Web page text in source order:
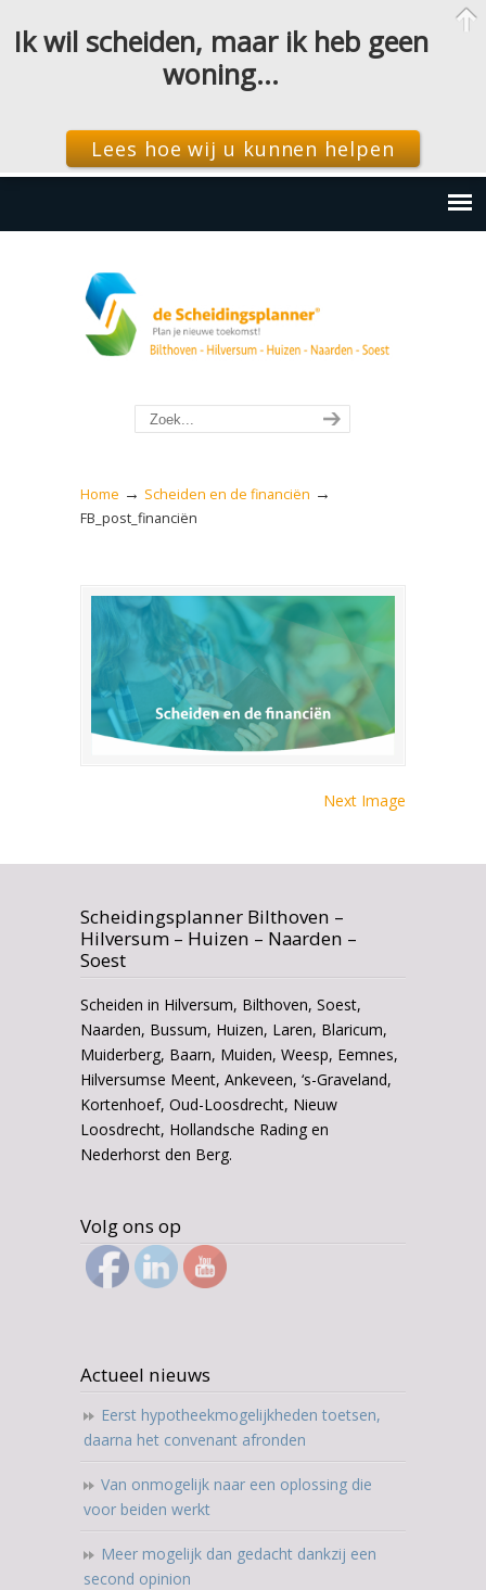
Home → Scheiden en de financiën →
FB_post_financiën
Next Image
Scheidingsplanner Bilthoven –
Hilversum – Huizen – Naarden –
Soest
Scheiden in Hilversum, Bilthoven, Soest,
Naarden, Bussum, Huizen, Laren, Blaricum,
Muiderberg, Baarn, Muiden, Weesp, Eemnes,
Hilversumse Meent, Ankeveen, ‘s-Graveland,
Kortenhoef, Oud-Loosdrecht, Nieuw
Loosdrecht, Hollandsche Rading en
Nederhorst den Berg.
Volg ons op
Actueel nieuws
Eerst hypotheekmogelijkheden toetsen,
daarna het convenant afronden
Van onmogelijk naar een oplossing die
voor beiden werkt
Meer mogelijk dan gedacht dankzij een
second opinion
Ik wil scheiden, maar ik heb geen
woning…
Lees hoe wij u kunnen helpen